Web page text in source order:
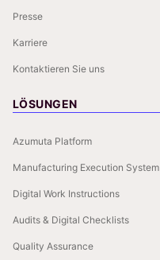
Presse
Karriere
Kontaktieren Sie uns
LÖSUNGEN
Azumuta Platform
Manufacturing Execution System
Digital Work Instructions
Audits & Digital Checklists
Quality Assurance